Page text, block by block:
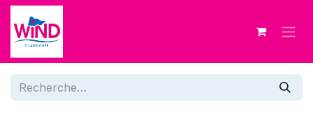
Se rendre au contenu